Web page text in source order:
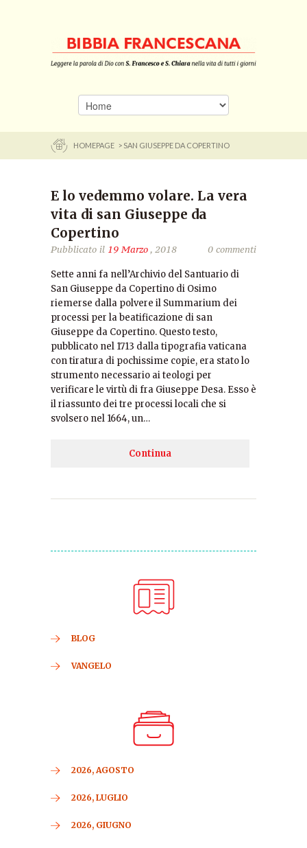
HOMEPAGE > SAN GIUSEPPE DA COPERTINO
E lo vedemmo volare. La vera
vita di san Giuseppe da
Copertino
Pubblicato il 19 Marzo, 2018 0 commenti
Sette anni fa nell’Archivio del Santuario di
San Giuseppe da Copertino di Osimo
riemerse dalla polvere il Summarium dei
processi per la beatificazione di san
Giuseppe da Copertino. Questo testo,
pubblicato nel 1713 dalla tipografia vaticana
con tiratura di pochissime copie, era stato lo
strumento necessario ai teologi per
verificare le virtù di fra Giuseppe Desa. Esso è
il riassunto dei tre processi locali che si
svolsero nel 1664, un…
Continua
BLOG
VANGELO
2026, AGOSTO
2026, LUGLIO
2026, GIUGNO